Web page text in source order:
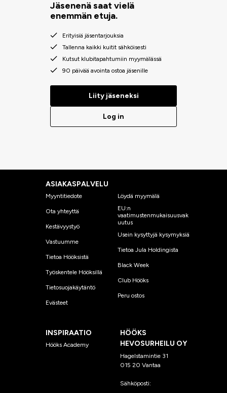
Jäsenenä saat vielä
enemmän etuja.
Erityisiä jäsentarjouksia
Tallenna kaikki kuitit sähköisesti
Kutsut klubitapahtumiin myymälässä
90 päivää avointa ostoa jäsenille
Liity jäseneksi
Log in
ASIAKASPALVELU
Myyntitiedote
Ota yhteyttä
Kestävyystyö
Vastuumme
Tietoa Hööksistä
Työskentele Hööksillä
Tietosuojakäytäntö
Evästeet
Löydä myymälä
EU:n
vaatimustenmukaisuusvak
uutus
Usein kysyttyjä kysymyksiä
Tietoa Jula Holdingista
Black Week
Club Hööks
Peru ostos
INSPIRAATIO
Hööks Academy
HÖÖKS
HEVOSURHEILU OY
Hagelstamintie 31
015 20 Vantaa
Sähköposti: